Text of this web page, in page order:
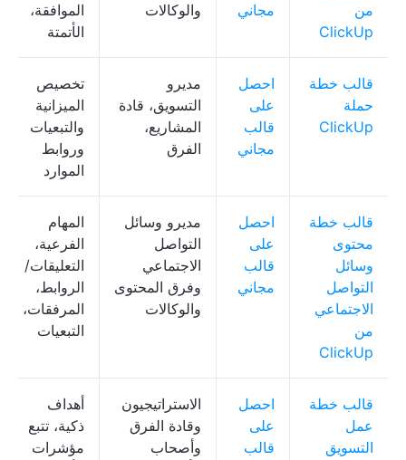
من
ClickUp
مجاني
والوكالات
الموافقة،
الأتمتة
قالب خطة
حملة
ClickUp
احصل
على
قالب
مجاني
مديرو
التسويق، قادة
المشاريع،
الفرق
تخصيص
الميزانية
والتبعيات
وروابط
الموارد
قالب خطة
محتوى
وسائل
التواصل
الاجتماعي
من
ClickUp
احصل
على
قالب
مجاني
مديرو وسائل
التواصل
الاجتماعي
وفرق المحتوى
والوكالات
المهام
الفرعية،
التعليقات/
الروابط،
المرفقات،
التبعيات
قالب خطة
عمل
التسويق
احصل
على
قالب
الاستراتيجيون
وقادة الفرق
وأصحاب
أهداف
ذكية، تتبع
مؤشرات